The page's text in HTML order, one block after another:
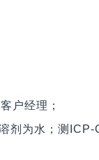
户经理；
剂为水；测ICP-